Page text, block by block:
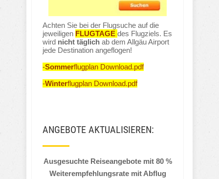
Achten Sie bei der Flugsuche auf die
jeweiligen FLUGTAGE des Flugziels. Es
wird nicht täglich ab dem Allgäu Airport
jede Destination angeflogen!
-Sommerflugplan Download.pdf
-Winterflugplan Download.pdf
ANGEBOTE AKTUALISIEREN:
Ausgesuchte Reiseangebote mit 80 %
Weiterempfehlungsrate mit Abflug